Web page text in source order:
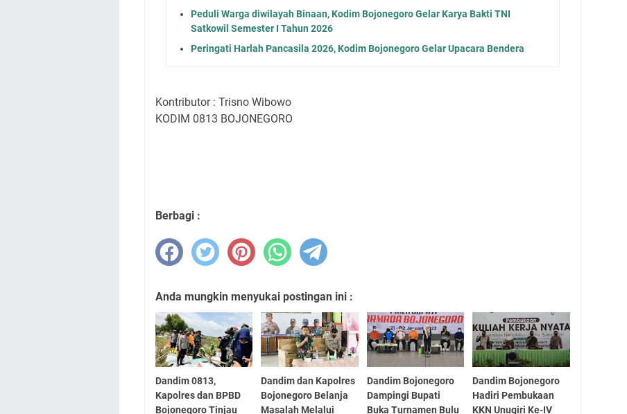
Peduli Warga diwilayah Binaan, Kodim Bojonegoro Gelar Karya Bakti TNI
Satkowil Semester I Tahun 2026
Peringati Harlah Pancasila 2026, Kodim Bojonegoro Gelar Upacara Bendera
Kontributor : Trisno Wibowo
KODIM 0813 BOJONEGORO
Berbagi :
Anda mungkin menyukai postingan ini :
Dandim 0813,
Kapolres dan BPBD
Bojonegoro Tinjau
Dandim dan Kapolres
Bojonegoro Belanja
Masalah Melalui
Dandim Bojonegoro
Dampingi Bupati
Buka Turnamen Bulu
Dandim Bojonegoro
Hadiri Pembukaan
KKN Unugiri Ke-IV